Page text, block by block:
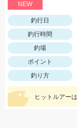
NEW
釣行日
釣行時間
釣場
ポイント
釣り方